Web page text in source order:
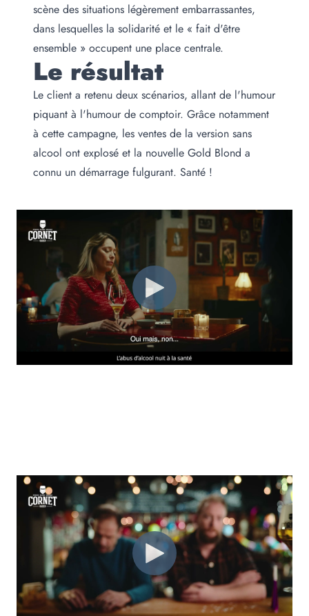
scène des situations légèrement embarrassantes,
dans lesquelles la solidarité et le « fait d'être
ensemble » occupent une place centrale.
Le résultat
Le client a retenu deux scénarios, allant de l'humour
piquant à l'humour de comptoir. Grâce notamment
à cette campagne, les ventes de la version sans
alcool ont explosé et la nouvelle Gold Blond a
connu un démarrage fulgurant. Santé !